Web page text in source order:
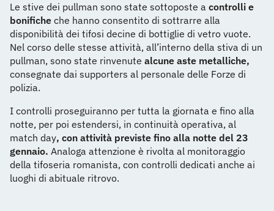
Le stive dei pullman sono state sottoposte a controlli e
bonifiche che hanno consentito di sottrarre alla
disponibilità dei tifosi decine di bottiglie di vetro vuote.
Nel corso delle stesse attività, all’interno della stiva di un
pullman, sono state rinvenute alcune aste metalliche,
consegnate dai supporters al personale delle Forze di
polizia.
I controlli proseguiranno per tutta la giornata e fino alla
notte, per poi estendersi, in continuità operativa, al
match day, con attività previste fino alla notte del 23
gennaio. Analoga attenzione è rivolta al monitoraggio
della tifoseria romanista, con controlli dedicati anche ai
luoghi di abituale ritrovo.